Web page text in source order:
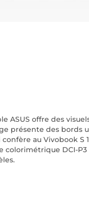
ASUS offre des
présente des bords
au Vivobook S
colorimétrique DCI-